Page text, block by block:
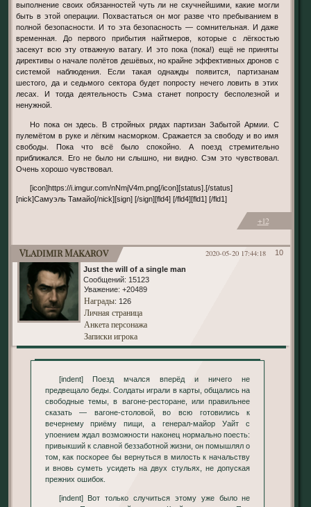
выполнение своих обязанностей чуть ли не скучнейшими, какие могли
быть в этой операции. Похвастаться он мог разве что пребыванием в
полной безопасности. И то эта безопасность — сомнительная. И даже
временная. До первого прибытия найтмеров, которые с лёгкостью
засекут всю эту отважную ватагу. И это пока (пока!) ещё не приняты
директивы о начале полётов дешёвых, но крайне эффективных дронов с
системой наблюдения. Если такая однажды появится, партизанам
шестого, да и седьмого сектора будет попросту нечего ловить в этих
лесах. И тогда деятельность Сэма станет попросту бесполезной и
ненужной.
Но пока он здесь. В стройных рядах партизан Забытой Армии. С
пулемётом в руке и лёгким насморком. Сражается за свободу и во имя
свободы. Пока что всё было спокойно. А поезд стремительно
приближался. Его не было ни слышно, ни видно. Сэм это чувствовал.
Очень хорошо чувствовал.
[icon]https://i.imgur.com/nNmjV4m.png[/icon][status].[/status]
[nick]Самуэль Тамайо[/nick][sign] [/sign][fld4] [/fld4][fld1] [/fld1]
+12
10
2020-05-20 17:44:18
Vladimir Makarov
Just the will of a single man
Сообщений: 15123
Уважение: +20489
Награды: 126
Личная страница
Анкета персонажа
Записки игрока
[indent] Поезд мчался вперёд и ничего не
предвещало беды. Солдаты играли в карты, общались на
свободные темы, в вагоне-ресторане, или правильнее
сказать — вагоне-столовой, во всю готовились к
вечернему приёму пищи, а генерал-майор Уайт с
упоением ждал возможности наконец нормально поесть:
привыкший к славной беззаботной жизни, он помышлял о
том, как поскорее бы вернуться в милость к начальству
и вновь суметь усидеть на двух стульях, не допуская
прежних ошибок.
[indent] Вот только случиться этому уже было не